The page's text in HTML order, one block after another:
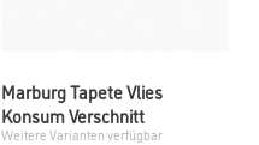
Marburg Tapete Vlies
Konsum Verschnitt
Weitere Varianten verfügbar